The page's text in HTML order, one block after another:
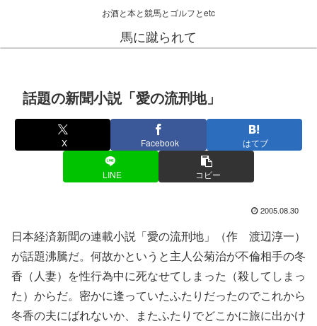
お酒と本と競馬とゴルフとetc
馬に蹴られて
話題の新聞小説「愛の流刑地」
X Facebook はてブ
LINE コピー
2005.08.30
日本経済新聞の連載小説「愛の流刑地」（作 渡辺淳一）
が話題沸騰だ。何故かというと主人公菊治が不倫相手の冬
香（人妻）を性行為中に死なせてしまった（殺してしまっ
た）からだ。密かに逢っていたふたりだったのでこれから
冬香の夫にばれないか、またふたりでどこかに旅に出かけ